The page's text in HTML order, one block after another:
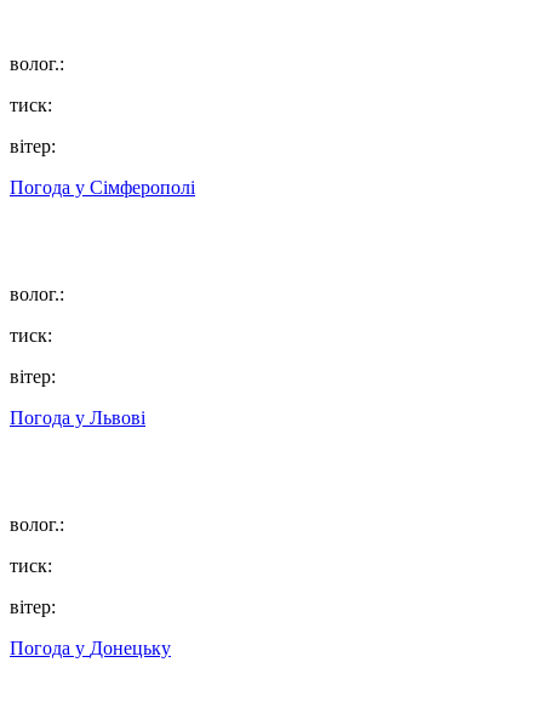
волог.:
тиск:
вітер:
Погода у Сімферополі
волог.:
тиск:
вітер:
Погода у Львові
волог.:
тиск:
вітер:
Погода у Донецьку